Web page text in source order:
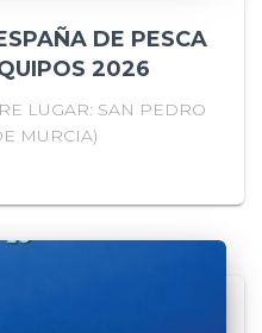
DE PESCA
2026
LUGAR: SAN PEDRO
MURCIA)